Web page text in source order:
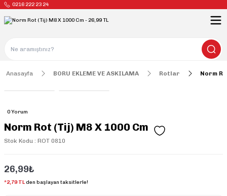
0216 222 23 24
Anasayfa BORU EKLEME VE ASKILAMA Rotlar Norm
0 Yorum
Norm Rot (Tij) M8 X 1000 Cm
Stok Kodu : ROT 0810
26,99₺
*2,79 TLden başlayan taksitlerle!